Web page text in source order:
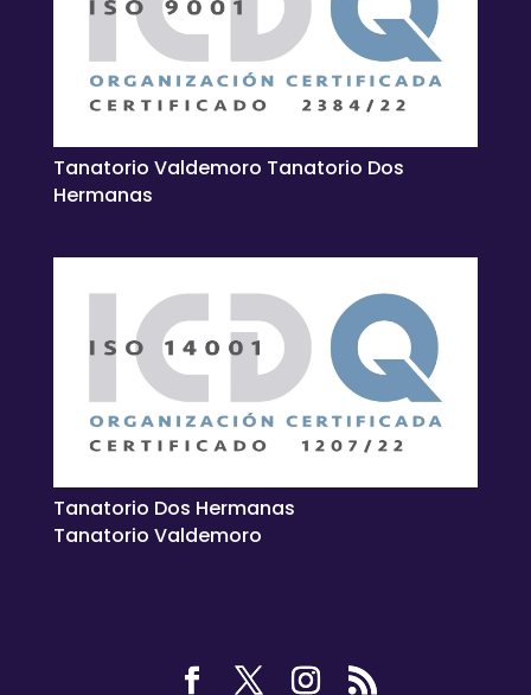
Tanatorio Valdemoro Tanatorio Dos
Hermanas
Tanatorio Dos Hermanas
Tanatorio Valdemoro